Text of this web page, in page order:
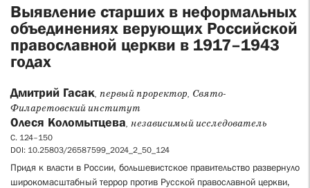
Выявление старших в неформальных
объединениях верующих Российской
православной церкви в 1917–1943
годах
Дмитрий Гасак, первый проректор, Свято-
Филаретовский институт
Олеся Коломытцева, независимый исследователь
С. 124–150
DOI: 10.25803/26587599_2024_2_50_124
Придя к власти в России, большевистское правительство развернуло
широкомасштабный террор против Русской православной церкви,